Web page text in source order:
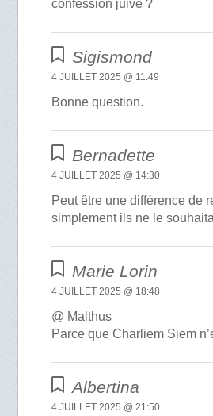
confession juive ?
Sigismond
4 JUILLET 2025 @ 11:49
Bonne question.
Bernadette
4 JUILLET 2025 @ 14:30
Peut être une différence de
simplement ils ne le
Marie Lorin
4 JUILLET 2025 @ 18:48
@ Malthus
Parce que Charliem Siem
Albertina
4 JUILLET 2025 @ 21:50